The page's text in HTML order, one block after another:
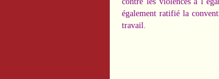
également ratifié la
travail.